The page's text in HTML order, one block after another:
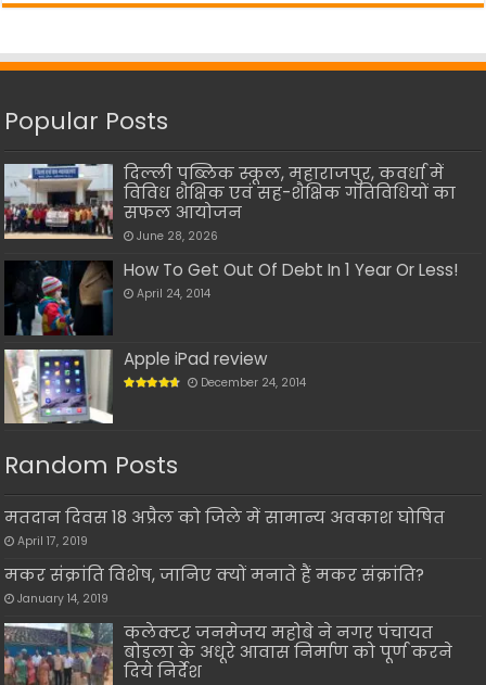
Popular Posts
दिल्ली पब्लिक स्कूल, महाराजपुर, कवर्धा में
विविध शैक्षिक एवं सह-शैक्षिक गतिविधियों का
सफल आयोजन
June 28, 2026
How To Get Out Of Debt In 1 Year Or Less!
April 24, 2014
Apple iPad review
December 24, 2014
Random Posts
मतदान दिवस 18 अप्रैल को जिले में सामान्य अवकाश घोषित
April 17, 2019
मकर संक्रांति विशेष, जानिए क्यों मनाते हैं मकर संक्रांति?
January 14, 2019
कलेक्टर जनमेजय महोबे ने नगर पंचायत
बोड़ला के अधूरे आवास निर्माण को पूर्ण करने
दिये निर्देश